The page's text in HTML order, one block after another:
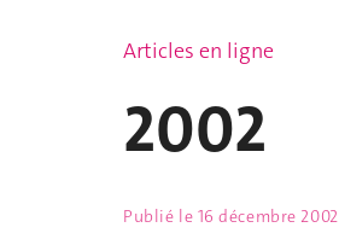
Articles en ligne
2002
Publié le 16 décembre 2002